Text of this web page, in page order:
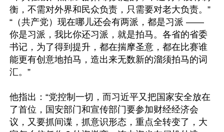
衡，不需对外界和民众负责，只需要对老大负责。”
“（共产党）现在哪儿还会有两派，都是习派 ——
你是习派，我比你还习派，就是拍马。各省的省委
书记，为了得到提升，都在揣摩圣意，都在比赛谁
能更有创意地拍马，造出来无数新的溜须拍马的词
汇。”
他指出：“党控制一切，而习近平又把国家安全放在
了首位，国安部门和宣传部门要参加财经经济会
议，又要抓间谍，抓意识形态，重点全转变了，大